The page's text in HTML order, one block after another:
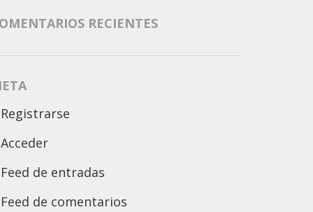
RECIENTES
Registrarse
Acceder
Feed de entradas
Feed de comentarios